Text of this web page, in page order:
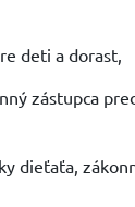
deti a dorast,
zástupca
dieťaťa,